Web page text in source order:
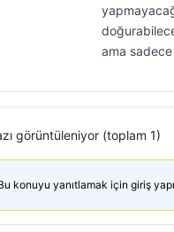
ama sadece
görüntüleniyor (toplam 1)
konuyu yanıtlamak için giriş